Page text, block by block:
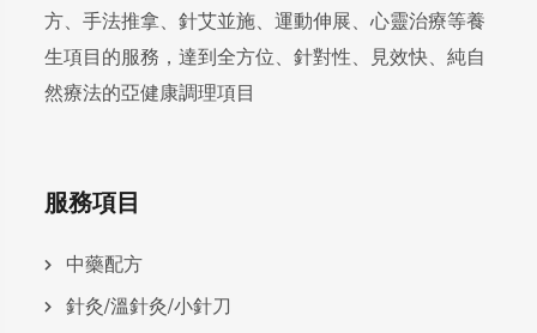
方、手法推拿、針艾並施、運動伸展、心靈治療等養
生項目的服務，達到全方位、針對性、見效快、純自
然療法的亞健康調理項目
服務項目
中藥配方
針灸/溫針灸/小針刀